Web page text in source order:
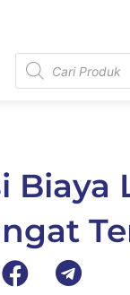
Products
search
Biaya